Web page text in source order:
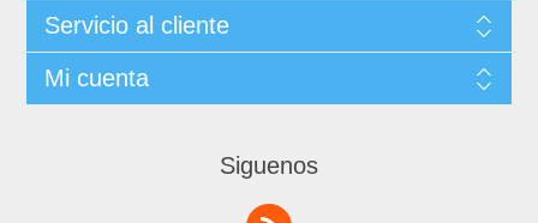
Servicio al cliente
Mi cuenta
Siguenos